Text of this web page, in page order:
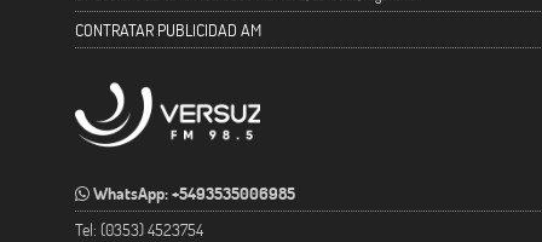
CONTRATAR PUBLICIDAD AM
WhatsApp: +5493535006985
Tel: (0353) 4523754